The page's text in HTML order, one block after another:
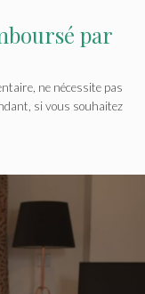
par
ne nécessite pas
si vous souhaitez